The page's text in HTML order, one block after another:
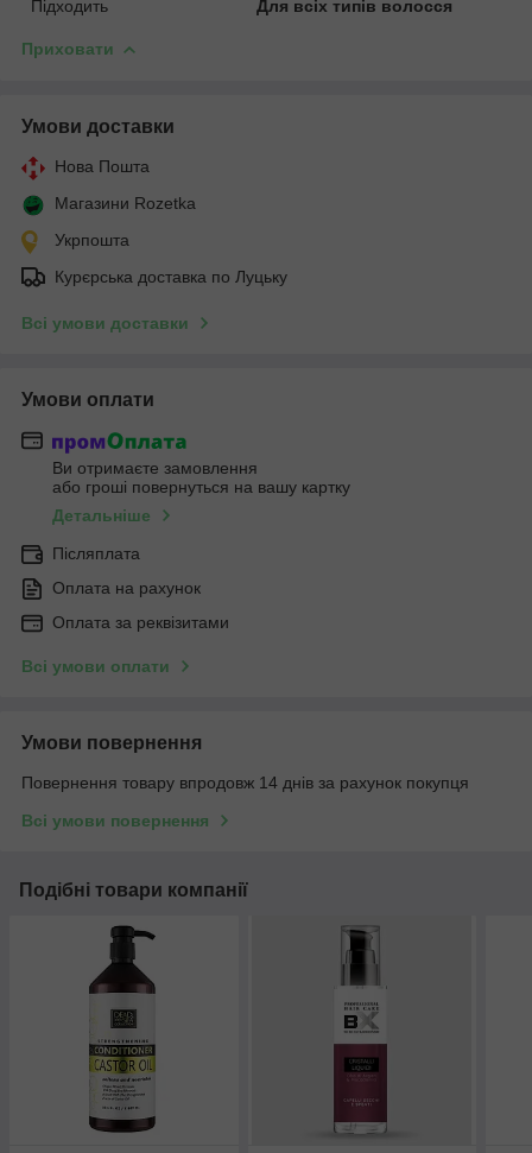
Підходить Для всіх типів волосся
Приховати
Умови доставки
Нова Пошта
Магазини Rozetka
Укрпошта
Курєрська доставка по Луцьку
Всі умови доставки
Умови оплати
Ви отримаєте замовлення
або гроші повернуться на вашу картку
Детальніше
Післяплата
Оплата на рахунок
Оплата за реквізитами
Всі умови оплати
Умови повернення
Повернення товару впродовж 14 днів за рахунок покупця
Всі умови повернення
Подібні товари компанії